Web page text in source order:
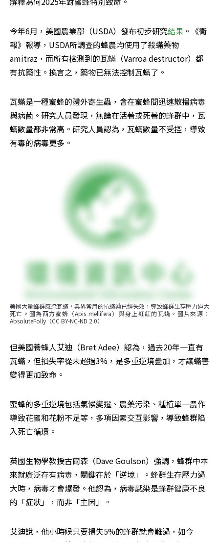
今年6月，美國農業部（USDA）發布初步研究結果 。《衛
報》報導，USDA所調查的蜂農均使用了殺蟎藥物
amitraz，而所有檢測到的瓦蟎（Varroa destructor）都
有抗藥性。換言之，藥物已無法控制瓦蟎了。
瓦蟎是一種蜜蜂的體外寄生蟲，會在蜜蜂間迅速散播病毒
與病菌。研究人員發現，無論在活著或死著的蜂群中，瓦
蟎數量都非常高。研究人員認為，瓦蟎數量不受控，導致
有毒的病毒更多。
美國大量蜂群感染瓦蟎，業界常用的抗蟎藥已經失效，導致蜂群生存壓力過大
死亡。圖為西方蜜蜂（Apis mellifera）與身上紅紅的瓦蟎。圖片來源：
AbsoluteFolly（CC BY-NC-ND 2.0）
但美國養蜂人艾迪（Bret Adee）認為，過去20年一直有
瓦蟎，但損失率從未超過3%，是多重逆境疊加，才讓蟎害
變得更加致命。
蜜蜂的多重逆境包括氣候變遷、農藥污染、種植單一農作
導致花蜜和花粉不足等，多項因素交互影響，導致蜂群陷
入死亡循環。
英國生物學教授古爾森（Dave Goulson）強調，蜂群中本
來就廣泛存有病毒，關鍵在於「逆境」。蜂群生存壓力過
大時，病毒才會爆發。他認為，病毒感染是蜂群健康不良
的「症狀」，而非「主因」。
艾迪說，他小時候只要損失5%的蜂群就會難過，如今